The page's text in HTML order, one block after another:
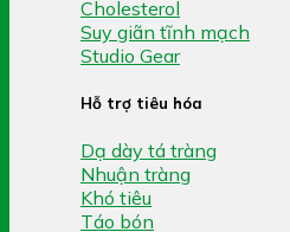
Cholesterol
Suy giãn tĩnh mạch
Studio Gear
Hỗ trợ tiêu hóa
Dạ dày tá tràng
Nhuận tràng
Khó tiêu
Táo bón